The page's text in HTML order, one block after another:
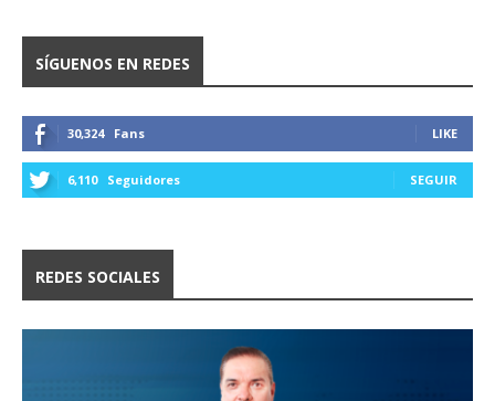
SÍGUENOS EN REDES
30,324 Fans LIKE
6,110 Seguidores SEGUIR
REDES SOCIALES